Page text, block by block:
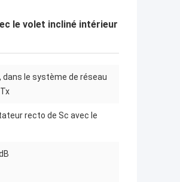
le volet incliné intérieur
dans le système de réseau
recto de Sc avec le